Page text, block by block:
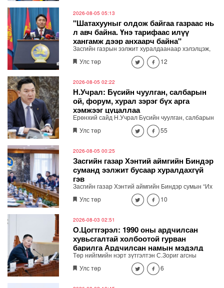
2026-08-05 05:13
"Шатахууныг олдож байгаа газраас нь
л авч байна. Үнэ тарифаас илүү
хангамж дээр анхаарч байна"
Засгийн газрын ээлжит хуралдаанаар хэлэлцэж,
шийдвэрлэсэн асуудлыг танилцуулж байна.
Улс төр 12
2026-08-05 02:22
Н.Учрал: Бүсийн чуулган, салбарын
ой, форум, хурал зэрэг бүх арга
хэмжээг цуцаллаа
Ерөнхий сайд Н.Учрал Бүсийн чуулган, салбарын
ой, форум, хурал гээд бүх арга хэмжээг цуцалж
байна. Засгийн газрын зөвшөөрөлгүй гадаад
байгуулах шаардлагатай бол цахимаар хийнэ.
Хэмнэсэн төсөв өвөлжилтийн бэлтгэл, эрчим хүч,
шатахууны хангамж, иргэдийн амьдралд хэрэгтэй
ажлуудад зарцуулна" хэмээн мэдэгдлээ.
Улс төр 55
2026-08-05 00:25
Засгийн газар Хэнтий аймгийн Биндэр
суманд ээлжит бусаар хуралдахгүй
гэв
Засгийн газар Хэнтий аймгийн Биндэр сумын “Их
хуралдай” цогцолборт ээлжит бусаар хуралдахгүй
гэж мэдээллээ.
Улс төр 10
2026-08-03 02:51
О.Цогтгэрэл: 1990 оны ардчилсан
хувьсгалтай холбоотой гурван
барилга Ардчилсан намын мэдэлд
шилжсэн
Төр нийгмийн нэрт зүтгэлтэн С.Зориг агсны
хөшөөг зөвшөөрөлгүйгээр нүүлгэн шилжүүлсэнтэй
холбоотойгоор Ардчилсан намын дарга
Улс төр 6